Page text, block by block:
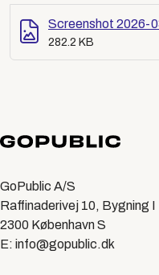
Screenshot 2026-
282.2 KB
GoPublic A/S
Raffinaderivej 10, Bygning I
2300 København S
E: info@gopublic.dk